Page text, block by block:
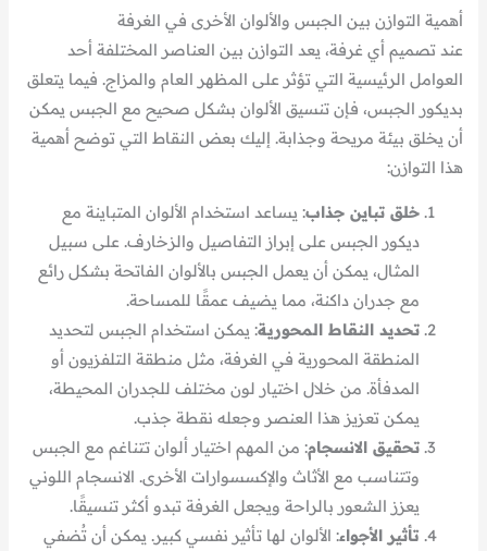
أهمية التوازن بين الجبس والألوان الأخرى في الغرفة
عند تصميم أي غرفة، يعد التوازن بين العناصر المختلفة أحد
العوامل الرئيسية التي تؤثر على المظهر العام والمزاج. فيما يتعلق
بديكور الجبس، فإن تنسيق الألوان بشكل صحيح مع الجبس يمكن
أن يخلق بيئة مريحة وجذابة. إليك بعض النقاط التي توضح أهمية
هذا التوازن:
خلق تباين جذاب: يساعد استخدام الألوان المتباينة مع
ديكور الجبس على إبراز التفاصيل والزخارف. على سبيل
المثال، يمكن أن يعمل الجبس بالألوان الفاتحة بشكل رائع
مع جدران داكنة، مما يضيف عمقًا للمساحة.
تحديد النقاط المحورية: يمكن استخدام الجبس لتحديد
المنطقة المحورية في الغرفة، مثل منطقة التلفزيون أو
المدفأة. من خلال اختيار لون مختلف للجدران المحيطة،
يمكن تعزيز هذا العنصر وجعله نقطة جذب.
تحقيق الانسجام: من المهم اختيار ألوان تتناغم مع الجبس
وتتناسب مع الأثاث والإكسسوارات الأخرى. الانسجام اللوني
يعزز الشعور بالراحة ويجعل الغرفة تبدو أكثر تنسيقًا.
تأثير الأجواء: الألوان لها تأثير نفسي كبير. يمكن أن تُضفي